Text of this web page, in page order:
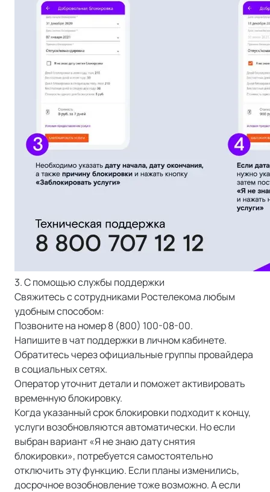
3. С помощью службы поддержки
Свяжитесь с сотрудниками Ростелекома любым
удобным способом:
Позвоните на номер 8 (800) 100-08-00.
Напишите в чат поддержки в личном кабинете.
Обратитесь через официальные группы провайдера
в социальных сетях.
Оператор уточнит детали и поможет активировать
временную блокировку.
Когда указанный срок блокировки подходит к концу,
услуги возобновляются автоматически. Но если
выбран вариант «Я не знаю дату снятия
блокировки», потребуется самостоятельно
отключить эту функцию. Если планы изменились,
досрочное возобновление тоже возможно. А если